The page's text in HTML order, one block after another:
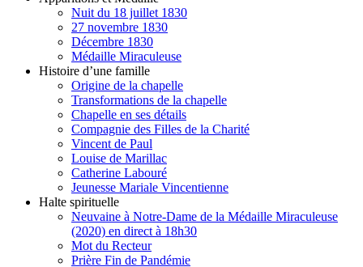
Nuit du 18 juillet 1830
27 novembre 1830
Décembre 1830
Médaille Miraculeuse
Histoire d’une famille
Origine de la chapelle
Transformations de la chapelle
Chapelle en ses détails
Compagnie des Filles de la Charité
Vincent de Paul
Louise de Marillac
Catherine Labouré
Jeunesse Mariale Vincentienne
Halte spirituelle
Neuvaine à Notre-Dame de la Médaille Miraculeuse
(2020) en direct à 18h30
Mot du Recteur
Prière Fin de Pandémie